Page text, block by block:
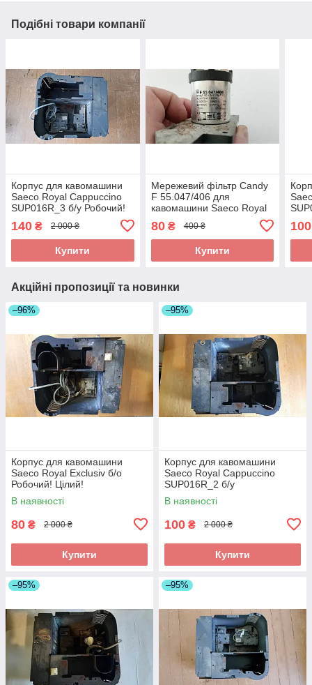
Подібні товари компанії
Корпус для кавомашини
Saeco Royal Cappuccino
SUP016R_3 б/у Робочий!
140 ₴ 2 000 ₴
Купити
Мережевий фільтр Candy
F 55.047/406 для
кавомашини Saeco Royal
80₴ 400 ₴
Купити
100
Акційні пропозиції та новинки
–96%
Корпус для кавомашини
Saeco Royal Exclusiv б/о
Робочий! Цілий!
В наявності
80 ₴ 2 000 ₴
Купити
–95%
Корпус для кавомашини
Saeco Royal Cappuccino
SUP016R_2 б/у
В наявності
100 ₴ 2 000 ₴
Купити
–95% –95%